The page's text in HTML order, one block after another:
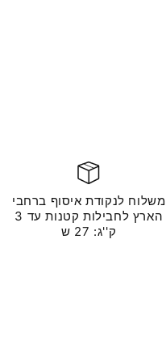
משלוח לנקודת איסוף ברחבי
הארץ לחבילות קטנות עד 3
ק''ג: 27 ש